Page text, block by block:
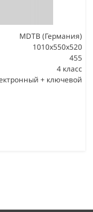
MDTB (Германия)
1010x550x520
455
4 класс
+ ключевой